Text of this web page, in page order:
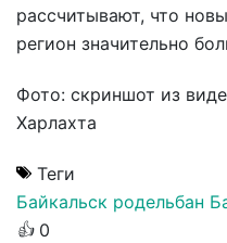
рассчитывают, что
регион значительно
Фото: скриншот из
Харлахта
Теги
Байкальск родельбан
👍 0